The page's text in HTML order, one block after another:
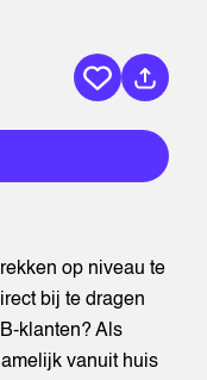
Bewaar
op niveau te
bij te dragen
klanten? Als
vanuit huis